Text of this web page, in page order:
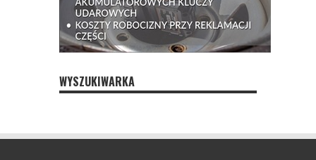
WYSZUKIWARKA